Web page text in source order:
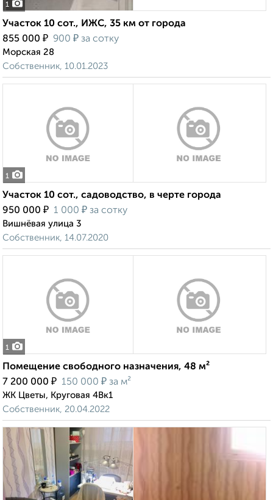
1
Участок 10 сот., ИЖС, 35 км от города
855 000 ₽ 900 ₽ за сотку
Морская 28
Собственник, 10.01.2023
1
Участок 10 сот., садоводство, в черте города
950 000 ₽ 1 000 ₽ за сотку
Вишнёвая улица 3
Собственник, 14.07.2020
1
Помещение свободного назначения, 48 м²
7 200 000 ₽ 150 000 ₽ за м²
ЖК Цветы, Круговая 4Вк1
Собственник, 20.04.2022